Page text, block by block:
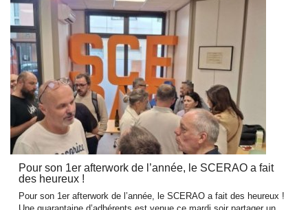
Pour son 1er afterwork de l’année, le SCERAO a fait
des heureux !
Pour son 1er afterwork de l’année, le SCERAO a fait des heureux !